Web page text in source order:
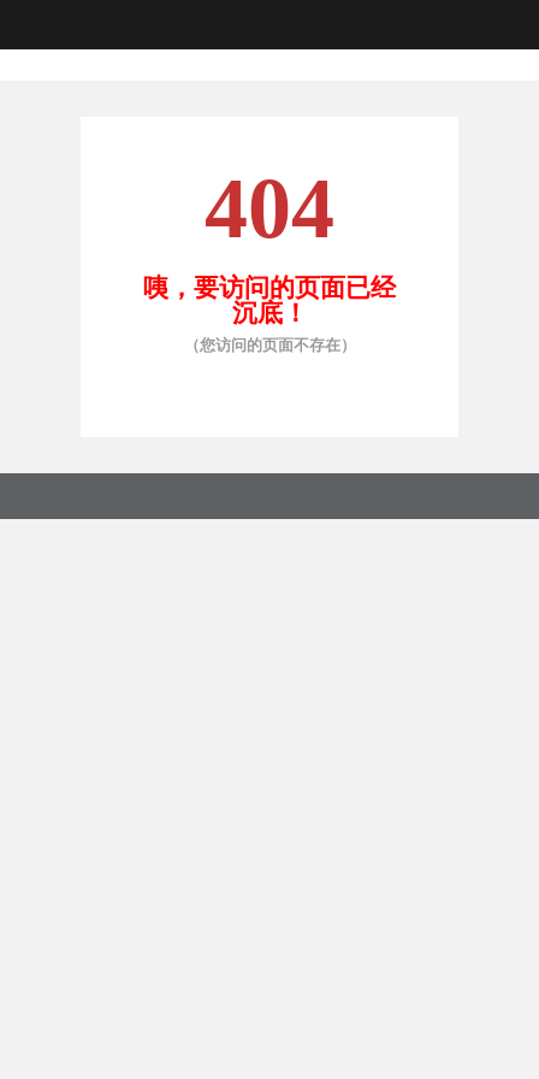
404
咦，要访问的页面已经
沉底！
（您访问的页面不存在）